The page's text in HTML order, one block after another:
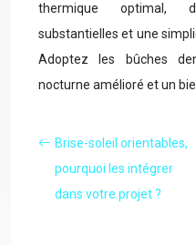
thermique optimal,
substantielles et une
Adoptez les bûches
nocturne amélioré et un
Brise-soleil orientables,
pourquoi les intégrer
dans votre projet ?